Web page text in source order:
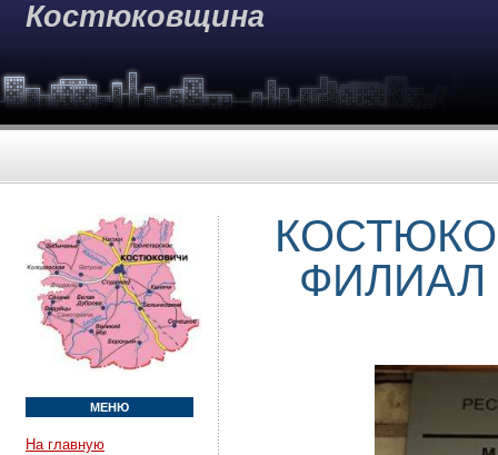
Костюковщина
МЕНЮ
На главную